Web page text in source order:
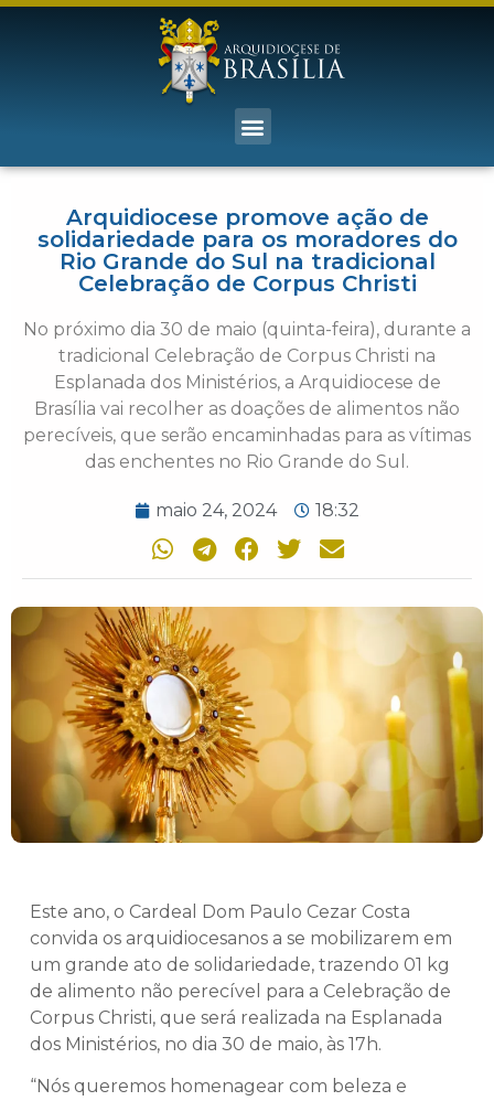
Arquidiocese promove ação de
solidariedade para os moradores do
Rio Grande do Sul na tradicional
Celebração de Corpus Christi
No próximo dia 30 de maio (quinta-feira), durante a
tradicional Celebração de Corpus Christi na
Esplanada dos Ministérios, a Arquidiocese de
Brasília vai recolher as doações de alimentos não
perecíveis, que serão encaminhadas para as vítimas
das enchentes no Rio Grande do Sul.
maio 24, 2024 18:32
Este ano, o Cardeal Dom Paulo Cezar Costa
convida os arquidiocesanos a se mobilizarem em
um grande ato de solidariedade, trazendo 01 kg
de alimento não perecível para a Celebração de
Corpus Christi, que será realizada na Esplanada
dos Ministérios, no dia 30 de maio, às 17h.
“Nós queremos homenagear com beleza e